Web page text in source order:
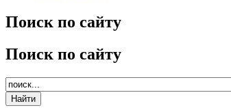
Поиск по сайту
Поиск по сайту